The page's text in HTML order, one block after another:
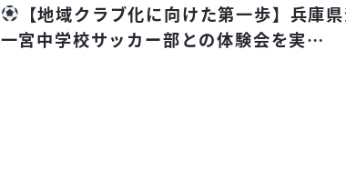
【地域クラブ化に向けた第一歩】兵庫
一宮中学校サッカー部との体験会を実…